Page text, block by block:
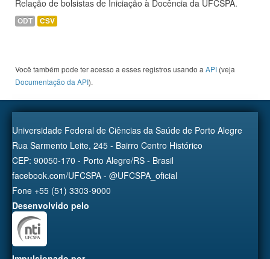
Relação de bolsistas de Iniciação à Docência da UFCSPA.
ODT CSV
Você também pode ter acesso a esses registros usando a API (veja
Documentação da API).
Universidade Federal de Ciências da Saúde de Porto Alegre
Rua Sarmento Leite, 245 - Bairro Centro Histórico
CEP: 90050-170 - Porto Alegre/RS - Brasil
facebook.com/UFCSPA - @UFCSPA_oficial
Fone +55 (51) 3303-9000
Desenvolvido pelo